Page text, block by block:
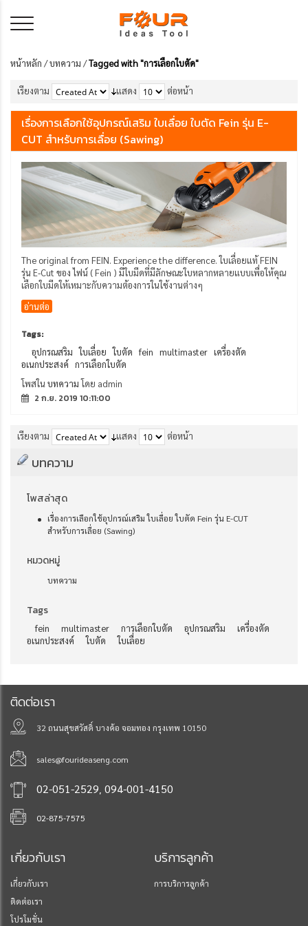
หน้าหลัก /บทความ /Tagged with "การเลือกใบตัด"
เรียงตาม แสดง ต่อหน้า
เรื่องการเลือกใช้อุปกรณ์เสริม ใบเลื่อย ใบตัด Fein รุ่น E-
CUT สำหรับการเลื่อย (Sawing)
The original from FEIN. Experience the difference. ใบเลื่อยแท้ FEIN
รุ่น E-Cut ของ ไฟน์ ( Fein ) มีใบมีดที่มีลักษณะใบหลากหลายแบบเพื่อให้คุณ
เลือกใบมีดให้เหมาะกับความต้องการในใช้งานต่างๆ
อ่านต่อ
Tags:
อุปกรณสริม ใบเลื่อย ใบตัด fein multimaster เครื่องตัด
อเนกประสงค์ การเลือกใบตัด
โพสในบทความโดย admin
2 ก.ย. 2019 10:11:00
เรียงตาม แสดง ต่อหน้า
บทความ
โพสล่าสุด
เรื่องการเลือกใช้อุปกรณ์เสริม ใบเลื่อย ใบตัด Fein รุ่น E-CUT
สำหรับการเลื่อย (Sawing)
หมวดหมู่
บทความ
Tags
fein multimaster การเลือกใบตัด อุปกรณสริม
เครื่องตัด
อเนกประสงค์
ใบตัด ใบเลื่อย
ติดต่อเรา
32 ถนนสุขสวัสดิ์ บางค้อ จอมทอง กรุงเทพ 10150
sales@fourideaseng.com
02-051-2529, 094-001-4150
02-875-7575
เกี่ยวกับเรา
เกี่ยวกับเรา
ติดต่อเรา
โปรโมชั่น
บริการลูกค้า
การบริการลูกค้า